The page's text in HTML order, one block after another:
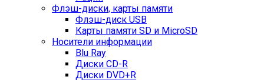
Флэш-диски, карты памяти
Флэш-диск USB
Карты памяти SD и MicroSD
Носители информации
Blu Ray
Диски CD-R
Диски DVD+R